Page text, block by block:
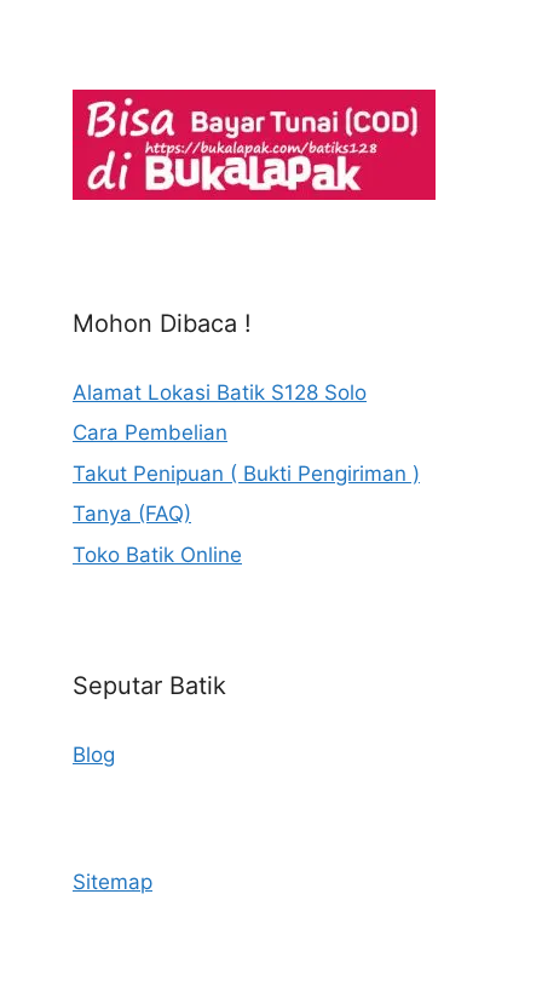
Mohon Dibaca !
Alamat Lokasi Batik S128 Solo
Cara Pembelian
Takut Penipuan ( Bukti Pengiriman )
Tanya (FAQ)
Toko Batik Online
Seputar Batik
Blog
Sitemap